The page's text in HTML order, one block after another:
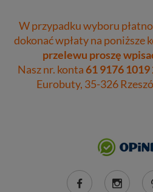
W przypadku wyboru
dokonać wpłaty na poniższe
przelewu proszę
Nasz nr. konta61 9176
Eurobuty, 35-326